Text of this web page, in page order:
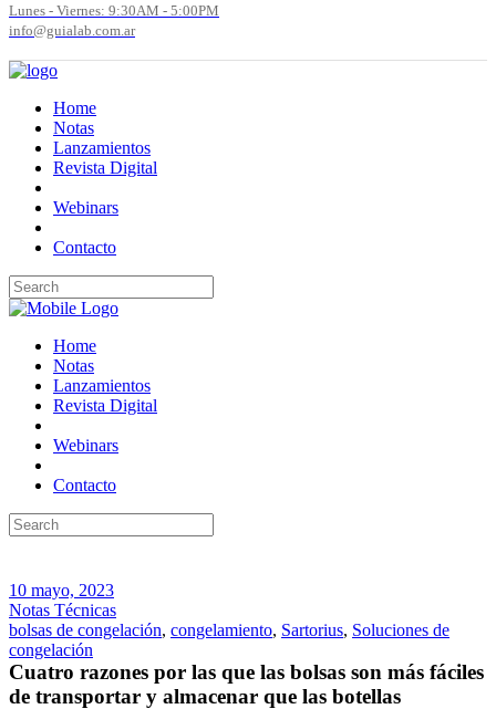
Lunes - Viernes: 9:30AM - 5:00PM
info@guialab.com.ar
Home
Notas
Lanzamientos
Revista Digital
Webinars
Contacto
Home
Notas
Lanzamientos
Revista Digital
Webinars
Contacto
10 mayo, 2023
Notas Técnicas
bolsas de congelación, congelamiento, Sartorius, Soluciones de
congelación
Cuatro razones por las que las bolsas son más fáciles
de transportar y almacenar que las botellas